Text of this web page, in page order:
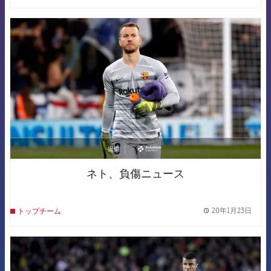
FCB Barcelona badge
提供
asistencia
ネト、負傷ニュース
トップチーム 20年1月23日
FCB Barcelona badge